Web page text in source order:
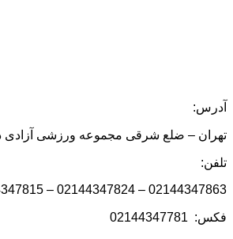
آدرس:
تهران – ضلع شرقی مجموعه ورزشی آزادی
تلفن:
02144347863 – 02144347824 – 02144347815
فکس: 02144347781